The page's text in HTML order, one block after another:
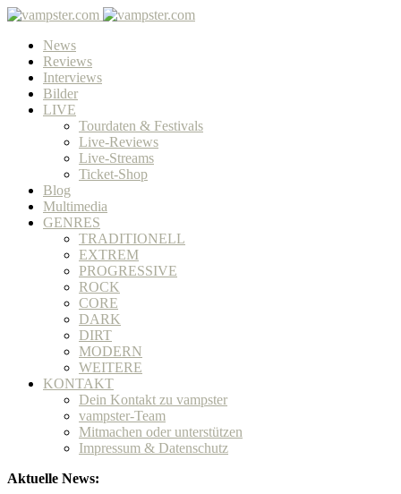
News
Reviews
Interviews
Bilder
LIVE
Tourdaten & Festivals
Live-Reviews
Live-Streams
Ticket-Shop
Blog
Multimedia
GENRES
TRADITIONELL
EXTREM
PROGRESSIVE
ROCK
CORE
DARK
DIRT
MODERN
WEITERE
KONTAKT
Dein Kontakt zu vampster
vampster-Team
Mitmachen oder unterstützen
Impressum & Datenschutz
Aktuelle News: